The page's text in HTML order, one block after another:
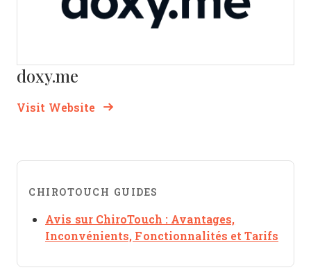
doxy.me
Visit WebsiteOpens New Window
CHIROTOUCH GUIDES
Avis sur ChiroTouch : Avantages,
Inconvénients, Fonctionnalités et Tarifs